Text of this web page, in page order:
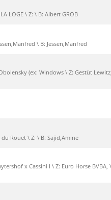
LOGE \ Z: \ B: Albert GROB
\ B: Jessen,Manfred
(ex: Windows \ Z: Gestüt
Rouet \ Z: \ B: Sajid,Amine
x Cassini I \ Z: Euro Horse BVBA,